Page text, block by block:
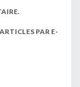
PAR E-